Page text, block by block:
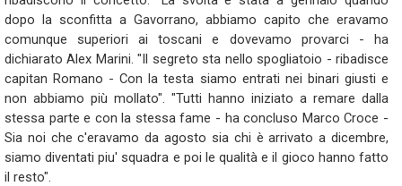
dopo la sconfitta a Gavorrano, abbiamo capito che eravamo
comunque superiori ai toscani e dovevamo provarci - ha
dichiarato Alex Marini. "Il segreto sta nello spogliatoio - ribadisce
capitan Romano - Con la testa siamo entrati nei binari giusti e
non abbiamo più mollato". "Tutti hanno iniziato a remare dalla
stessa parte e con la stessa fame - ha concluso Marco Croce -
Sia noi che c'eravamo da agosto sia chi è arrivato a dicembre,
siamo diventati piu' squadra e poi le qualità e il gioco hanno fatto
il resto".